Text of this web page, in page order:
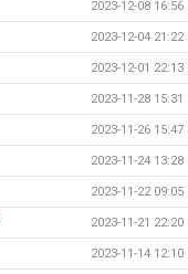
2023-12-08 16:56
2023-12-04 21:22
2023-12-01 22:13
2023-11-28 15:31
2023-11-26 15:47
2023-11-24 13:28
2023-11-22 09:05
2023-11-21 22:20
2023-11-14 12:10